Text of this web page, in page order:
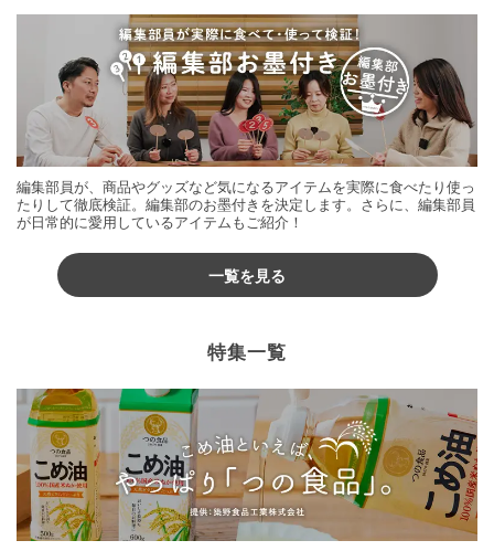
編集部員が、商品やグッズなど気になるアイテムを実際に食べたり使っ
たりして徹底検証。編集部のお墨付きを決定します。さらに、編集部員
が日常的に愛用しているアイテムもご紹介！
一覧を見る
特集一覧